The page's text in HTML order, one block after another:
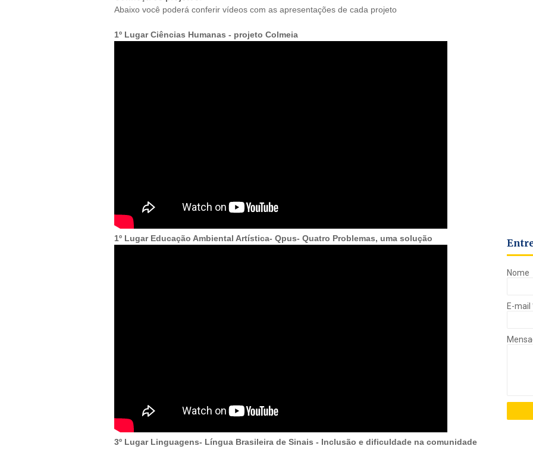
Abaixo você poderá conferir vídeos com as apresentações de cada projeto
1º Lugar Ciências Humanas - projeto Colmeia
1º Lugar Educação Ambiental Artística- Qpus- Quatro Problemas, uma solução
3º Lugar Linguagens- Língua Brasileira de Sinais - Inclusão e dificuldade na comunidade
Nome
E-mail